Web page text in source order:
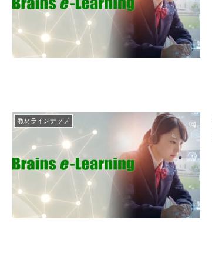
教材ラインナップ